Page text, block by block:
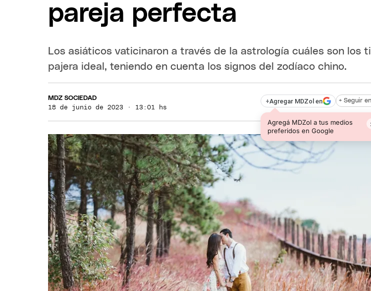
pareja perfecta
Los asiáticos vaticinaron a través de la astrología cuáles son los
pajera ideal, teniendo en cuenta los signos del zodíaco chino.
MDZ SOCIEDAD
18 de junio de 2023 · 13:01 hs
+Agregar MDZol en
Agregá MDZol a tus medios
preferidos en Google
+ Seguir en